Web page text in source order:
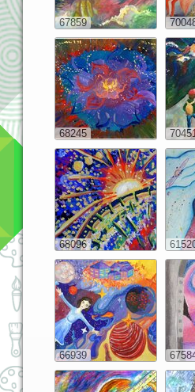
67859
68245
68096
66939